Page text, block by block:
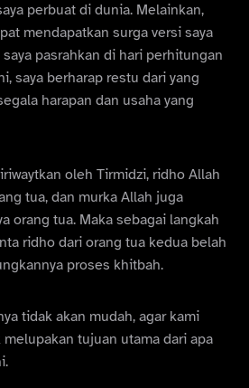
perbuat di dunia. Melainkan,
mendapatkan surga versi saya
pasrahkan di hari perhitungan
saya berharap restu dari yang
harapan dan usaha yang
oleh Tirmidzi, ridho Allah
tua, dan murka Allah juga
orang tua. Maka sebagai langkah
ridho dari orang tua kedua belah
proses khitbah.
tidak akan mudah, agar kami
tujuan utama dari apa